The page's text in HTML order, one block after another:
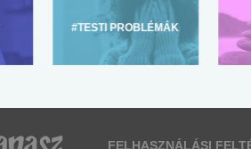
#TESTI PROBLÉMÁK
FELHASZNÁLÁSI